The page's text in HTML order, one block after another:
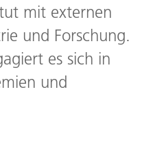
mit externen
und Forschung.
es sich in
und